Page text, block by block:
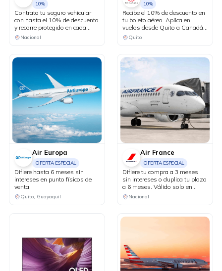
10%
Contrata tu seguro vehicular
con hasta el 10% de descuento
y recorre protegido en cada
kilómetro. Adicionalmente,
recibe una revisión vehicular
matriculación de tu auto sin
Nacional
10%
Recibe el 10% de descuento en
tu boleto aéreo. Aplica en
vuelos desde Quito a Canadá y
Estados Unidos en conexión
vía Bogotá.
Quito
Air Europa
OFERTA ESPECIAL
Difiere hasta 6 meses sin
intereses en punto físicos de
venta.
Quito, Guayaquil
Air France
OFERTA ESPECIAL
Difiere tu compra a 3 meses
sin intereses o duplica tu plazo
a 6 meses. Válido solo en
puntos de venta físicos y
agencias de viaje.
Nacional